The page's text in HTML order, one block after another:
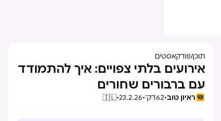
תוכן/פודקאסטים
אירועים בלתי צפויים: איך להתמודד
עם ברבורים שחורים
ראיון טוב•
62דק׳•
23.2.26
•
🇮🇱